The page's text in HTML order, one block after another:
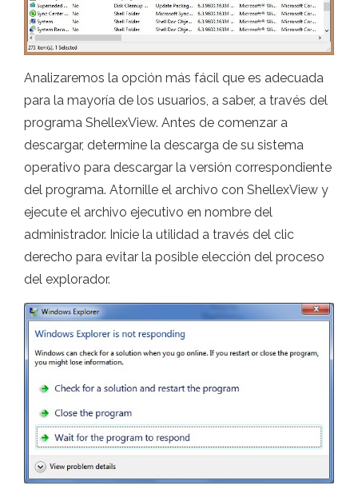
Analizaremos la opción más fácil que es adecuada
para la mayoría de los usuarios, a saber, a través del
programa ShellexView. Antes de comenzar a
descargar, determine la descarga de su sistema
operativo para descargar la versión correspondiente
del programa. Atornille el archivo con ShellexView y
ejecute el archivo ejecutivo en nombre del
administrador. Inicie la utilidad a través del clic
derecho para evitar la posible elección del proceso
del explorador.